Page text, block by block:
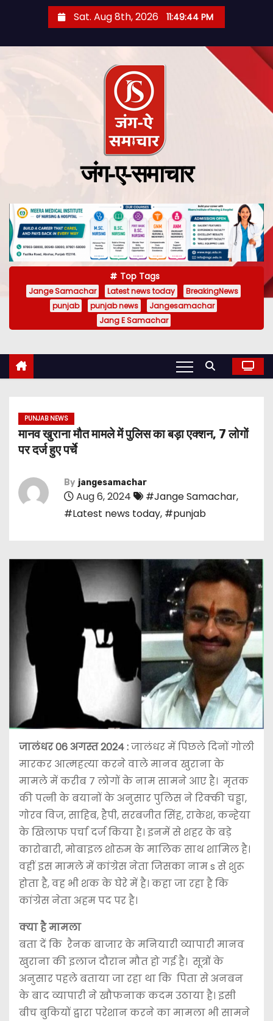
Sat. Aug 8th, 2026 11:49:45 PM
जंग-ए-समाचार
Top Tags
Jange Samachar Latest news today
BreakingNews
punjab
punjab news
Jangesamachar
Jang E Samachar
PUNJAB NEWS
मानव खुराना मौत मामले में पुलिस का बड़ा एक्शन, 7 लोगों
पर दर्ज हुए पर्चे
By jangesamachar
Aug 6, 2024 #Jange Samachar,
#Latest news today, #punjab
जालंधर 06 अगस्त 2024 :जालंधर में पिछले दिनों गोली
मारकर आत्महत्या करने वाले मानव खुराना के
मामले में करीब 7 लोगों के नाम सामने आए है। मृतक
की पत्नी के बयानों के अनुसार पुलिस ने रिक्की चड्डा,
गोरव विज, साहिब, हैपी, सरबजीत सिंह, राकेश, कन्हेया
के खिलाफ पर्चा दर्ज किया है। इनमें से शहर के बड़े
कारोबारी, मोबाइल शोरुम के मालिक साथ शामिल है।
वहीं इस मामले में कांग्रेस नेता जिसका नाम s से शुरू
होता है, वह भी शक के घेरे में है। कहा जा रहा है कि
कांग्रेस नेता अहम पद पर है।
क्या है मामला
बता दें कि रैनक बाजार के मनियारी व्यापारी मानव
खुराना की इलाज दौरान मौत हो गई है। सूत्रों के
अनुसार पहले बताया जा रहा था कि पिता से अनबन
के बाद व्यापारी ने खौफनाक कदम उठाया है। इसी
बीच बुकियों द्वारा परेशान करने का मामला भी सामने